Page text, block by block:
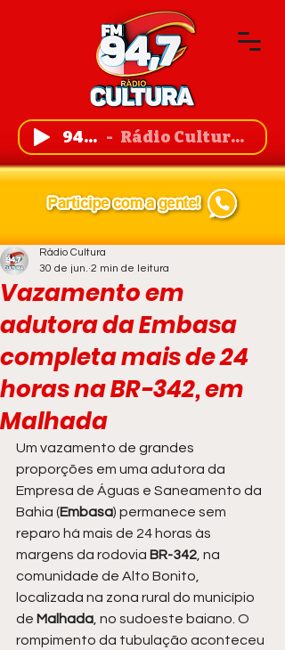
94,7 FM Rádio Cultura de Guanambi
Vazamento em
adutora da Embasa
completa mais de 24
horas na BR-342, em
Malhada
Rádio Cultura
30 de jun. 2 min de leitura
Um vazamento de grandes
proporções em uma adutora da
Empresa de Águas e Saneamento da
Bahia (Embasa) permanece sem
reparo há mais de 24 horas às
margens da rodovia BR-342 , na
comunidade de Alto Bonito,
localizada na zona rural do município
de Malhada , no sudoeste baiano. O
rompimento da tubulação aconteceu